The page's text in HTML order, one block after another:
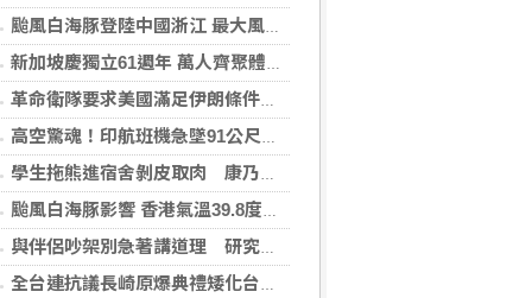
颱風白海豚登陸中國浙江 最大風力14級
新加坡慶獨立61週年 萬人齊聚體育場強調國家敘事
革命衛隊要求美國滿足伊朗條件 否則不開放荷莫茲海峽
高空驚魂！印航班機急墜91公尺釀17人傷 傳機長「藥物檢測陽性」
學生拖熊進宿舍剝皮取肉 康乃爾大學新規禁校內處理野味
颱風白海豚影響 香港氣溫39.8度破歷史紀錄
與伴侶吵架別急著講道理 研究曝「摸1部位3分鐘」幸福感增5成
全台連抗議長崎原爆典禮矮化台灣 質疑中國施壓